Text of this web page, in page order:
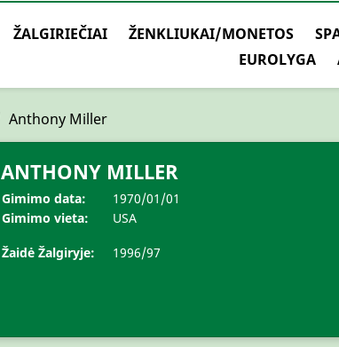
ŽALGIRIEČIAI ŽENKLIUKAI/MONETOS
EUROLYGA
Anthony Miller
ANTHONY MILLER
Gimimo data:
1970/01/01
Gimimo vieta:
USA
Žaidė Žalgiryje: 1996/97